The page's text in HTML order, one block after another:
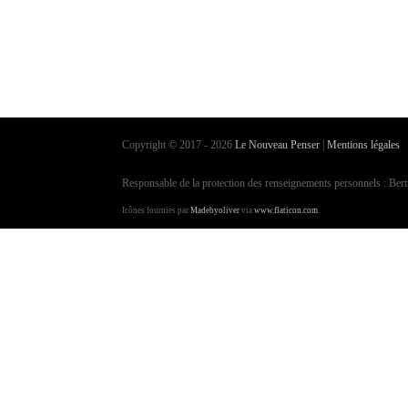
Copyright © 2017 - 2026Le Nouveau Penser |Mentions légales
Responsable de la protection des renseignements personnels :
Icônes fournies parMadebyoliver viawww.flaticon.com.